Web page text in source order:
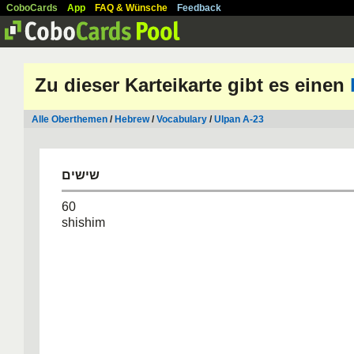
CoboCards App FAQ & Wünsche Feedback
Zu dieser Karteikarte gibt es einen
Alle Oberthemen / Hebrew/Vocabulary /Ulpan A-23
שישים
60
shishim